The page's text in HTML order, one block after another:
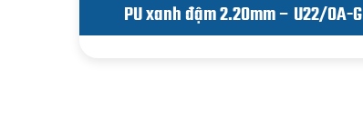
PU xanh đậm 2.20mm – U22/0A-G